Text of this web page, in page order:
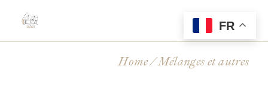
Home Mélanges et autres
FR